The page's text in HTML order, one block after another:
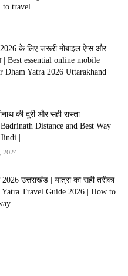
to travel
2026 के लिए जरूरी मोबाइल ऐप्स और
Best essential online mobile
Dham Yatra 2026 Uttarakhand
की दूरी और सही रास्ता |
Distance and Best Way
|
2024
2026 उत्तराखंड | यात्रा का सही तरीका
Yatra Travel Guide 2026 | How to